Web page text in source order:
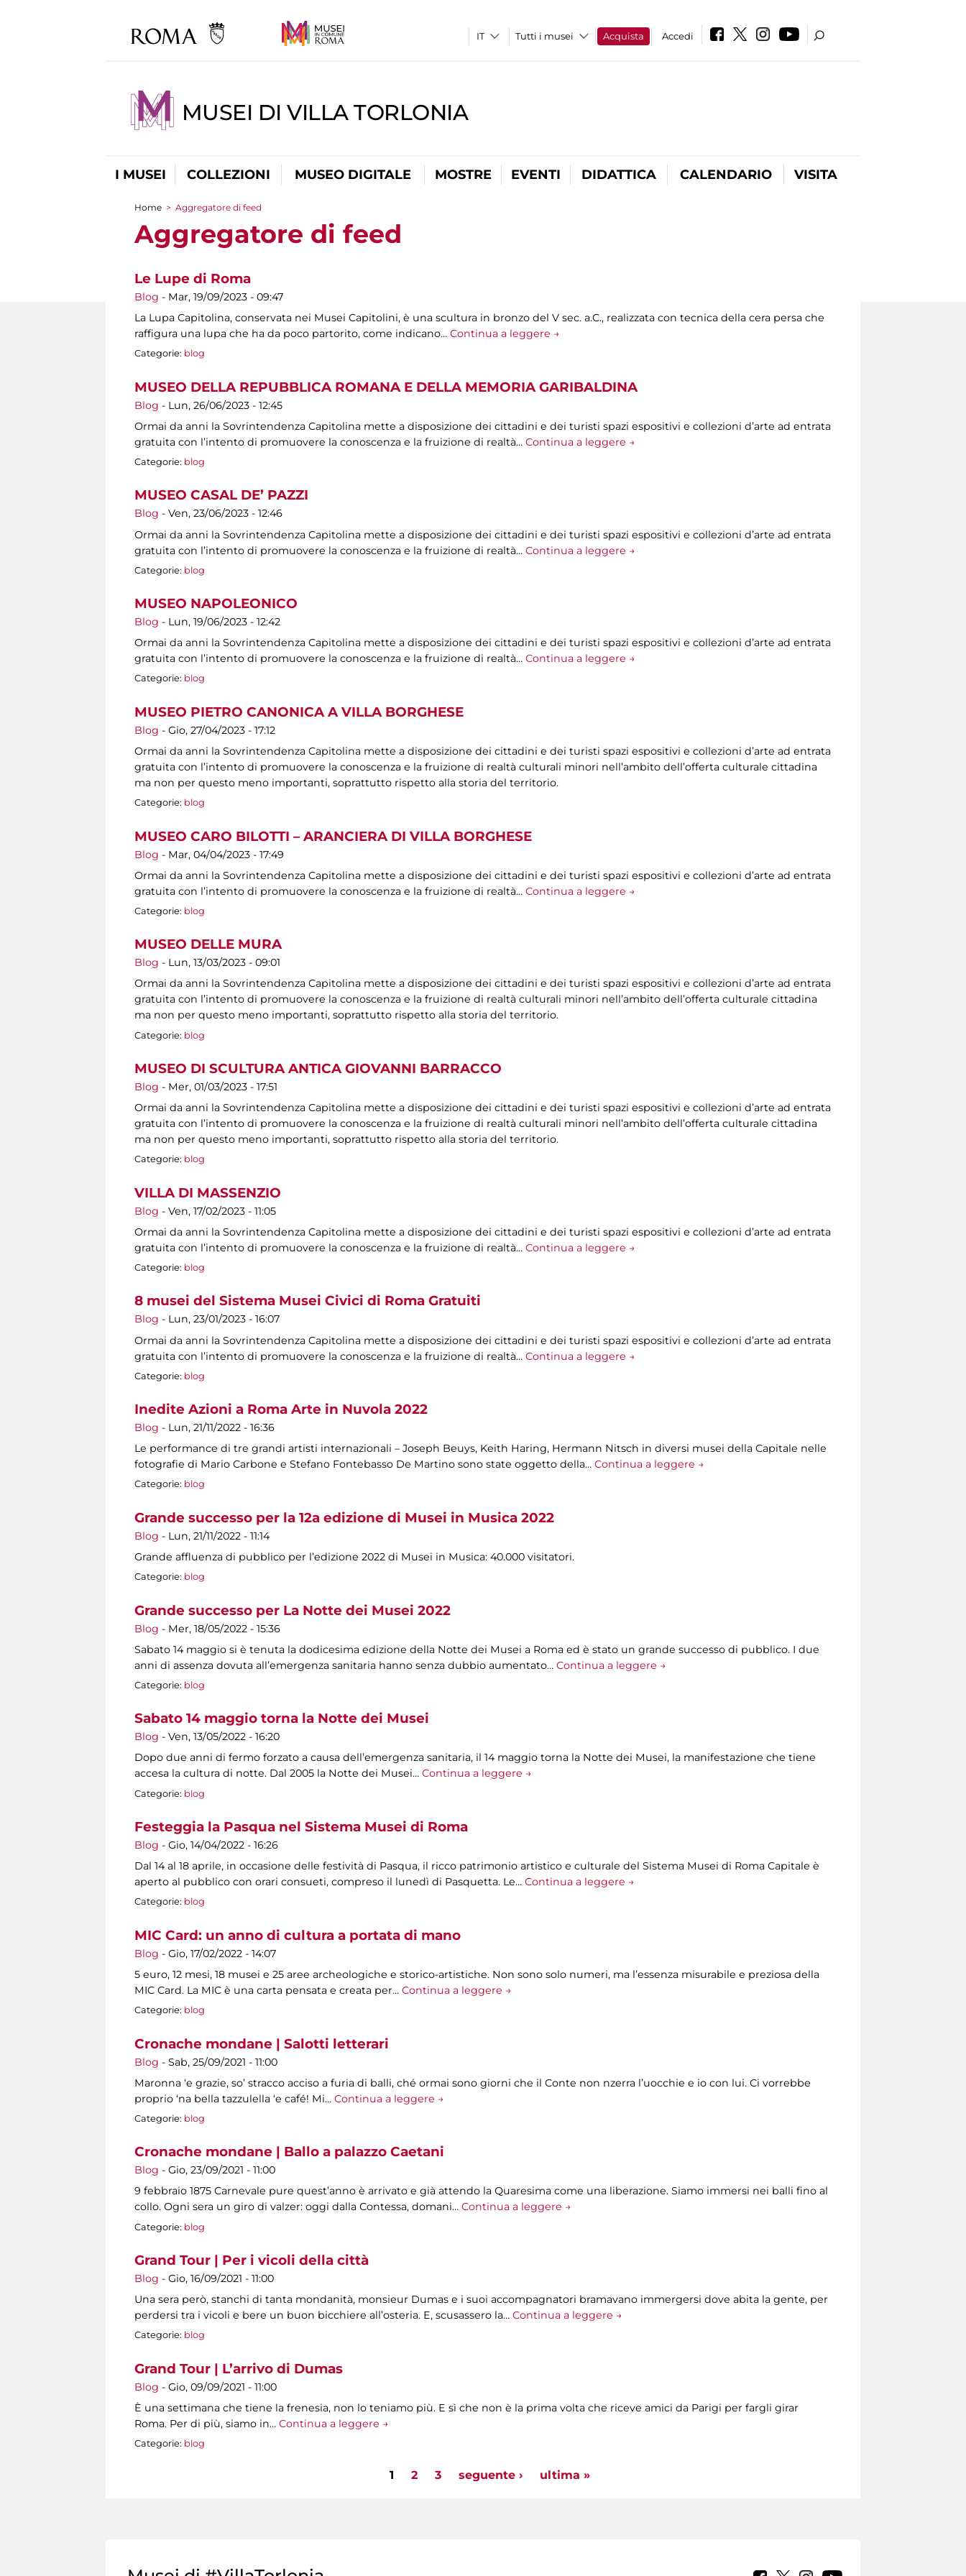
Tutti i musei Acquista Accedi
MUSEI DI VILLA TORLONIA
I MUSEI COLLEZIONI MUSEO DIGITALE MOSTRE EVENTI DIDATTICA CALENDARIO VISITA
Tu sei qui
Home > Aggregatore di feed
Aggregatore di feed
Le Lupe di Roma
Blog - Mar, 19/09/2023 - 09:47
La Lupa Capitolina, conservata nei Musei Capitolini, è una scultura in bronzo del V sec. a.C., realizzata con tecnica della cera persa che
raffigura una lupa che ha da poco partorito, come indicano… Continua a leggere →
Categorie: blog
MUSEO DELLA REPUBBLICA ROMANA E DELLA MEMORIA GARIBALDINA
Blog - Lun, 26/06/2023 - 12:45
Ormai da anni la Sovrintendenza Capitolina mette a disposizione dei cittadini e dei turisti spazi espositivi e collezioni d’arte ad entrata
gratuita con l’intento di promuovere la conoscenza e la fruizione di realtà… Continua a leggere →
Categorie: blog
MUSEO CASAL DE’ PAZZI
Blog - Ven, 23/06/2023 - 12:46
Ormai da anni la Sovrintendenza Capitolina mette a disposizione dei cittadini e dei turisti spazi espositivi e collezioni d’arte ad entrata
gratuita con l’intento di promuovere la conoscenza e la fruizione di realtà… Continua a leggere →
Categorie: blog
MUSEO NAPOLEONICO
Blog - Lun, 19/06/2023 - 12:42
Ormai da anni la Sovrintendenza Capitolina mette a disposizione dei cittadini e dei turisti spazi espositivi e collezioni d’arte ad entrata
gratuita con l’intento di promuovere la conoscenza e la fruizione di realtà… Continua a leggere →
Categorie: blog
MUSEO PIETRO CANONICA A VILLA BORGHESE
Blog - Gio, 27/04/2023 - 17:12
Ormai da anni la Sovrintendenza Capitolina mette a disposizione dei cittadini e dei turisti spazi espositivi e collezioni d’arte ad entrata
gratuita con l’intento di promuovere la conoscenza e la fruizione di realtà culturali minori nell’ambito dell’offerta culturale cittadina
ma non per questo meno importanti, soprattutto rispetto alla storia del territorio.
Categorie: blog
MUSEO CARO BILOTTI – ARANCIERA DI VILLA BORGHESE
Blog - Mar, 04/04/2023 - 17:49
Ormai da anni la Sovrintendenza Capitolina mette a disposizione dei cittadini e dei turisti spazi espositivi e collezioni d’arte ad entrata
gratuita con l’intento di promuovere la conoscenza e la fruizione di realtà… Continua a leggere →
Categorie: blog
MUSEO DELLE MURA
Blog - Lun, 13/03/2023 - 09:01
Ormai da anni la Sovrintendenza Capitolina mette a disposizione dei cittadini e dei turisti spazi espositivi e collezioni d’arte ad entrata
gratuita con l’intento di promuovere la conoscenza e la fruizione di realtà culturali minori nell’ambito dell’offerta culturale cittadina
ma non per questo meno importanti, soprattutto rispetto alla storia del territorio.
Categorie: blog
MUSEO DI SCULTURA ANTICA GIOVANNI BARRACCO
Blog - Mer, 01/03/2023 - 17:51
Ormai da anni la Sovrintendenza Capitolina mette a disposizione dei cittadini e dei turisti spazi espositivi e collezioni d’arte ad entrata
gratuita con l’intento di promuovere la conoscenza e la fruizione di realtà culturali minori nell’ambito dell’offerta culturale cittadina
ma non per questo meno importanti, soprattutto rispetto alla storia del territorio.
Categorie: blog
VILLA DI MASSENZIO
Blog - Ven, 17/02/2023 - 11:05
Ormai da anni la Sovrintendenza Capitolina mette a disposizione dei cittadini e dei turisti spazi espositivi e collezioni d’arte ad entrata
gratuita con l’intento di promuovere la conoscenza e la fruizione di realtà… Continua a leggere →
Categorie: blog
8 musei del Sistema Musei Civici di Roma Gratuiti
Blog - Lun, 23/01/2023 - 16:07
Ormai da anni la Sovrintendenza Capitolina mette a disposizione dei cittadini e dei turisti spazi espositivi e collezioni d’arte ad entrata
gratuita con l’intento di promuovere la conoscenza e la fruizione di realtà… Continua a leggere →
Categorie: blog
Inedite Azioni a Roma Arte in Nuvola 2022
Blog - Lun, 21/11/2022 - 16:36
Le performance di tre grandi artisti internazionali – Joseph Beuys, Keith Haring, Hermann Nitsch in diversi musei della Capitale nelle
fotografie di Mario Carbone e Stefano Fontebasso De Martino sono state oggetto della… Continua a leggere →
Categorie: blog
Grande successo per la 12a edizione di Musei in Musica 2022
Blog - Lun, 21/11/2022 - 11:14
Grande affluenza di pubblico per l’edizione 2022 di Musei in Musica: 40.000 visitatori.
Categorie: blog
Grande successo per La Notte dei Musei 2022
Blog - Mer, 18/05/2022 - 15:36
Sabato 14 maggio si è tenuta la dodicesima edizione della Notte dei Musei a Roma ed è stato un grande successo di pubblico. I due
anni di assenza dovuta all’emergenza sanitaria hanno senza dubbio aumentato… Continua a leggere →
Categorie: blog
Sabato 14 maggio torna la Notte dei Musei
Blog - Ven, 13/05/2022 - 16:20
Dopo due anni di fermo forzato a causa dell’emergenza sanitaria, il 14 maggio torna la Notte dei Musei, la manifestazione che tiene
accesa la cultura di notte. Dal 2005 la Notte dei Musei… Continua a leggere →
Categorie: blog
Festeggia la Pasqua nel Sistema Musei di Roma
Blog - Gio, 14/04/2022 - 16:26
Dal 14 al 18 aprile, in occasione delle festività di Pasqua, il ricco patrimonio artistico e culturale del Sistema Musei di Roma Capitale è
aperto al pubblico con orari consueti, compreso il lunedì di Pasquetta. Le… Continua a leggere →
Categorie: blog
MIC Card: un anno di cultura a portata di mano
Blog - Gio, 17/02/2022 - 14:07
5 euro, 12 mesi, 18 musei e 25 aree archeologiche e storico-artistiche. Non sono solo numeri, ma l’essenza misurabile e preziosa della
MIC Card. La MIC è una carta pensata e creata per… Continua a leggere →
Categorie: blog
Cronache mondane | Salotti letterari
Blog - Sab, 25/09/2021 - 11:00
Maronna ‘e grazie, so’ stracco acciso a furia di balli, ché ormai sono giorni che il Conte non nzerra l’uocchie e io con lui. Ci vorrebbe
proprio ‘na bella tazzulella ‘e café! Mi… Continua a leggere →
Categorie: blog
Cronache mondane | Ballo a palazzo Caetani
Blog - Gio, 23/09/2021 - 11:00
9 febbraio 1875 Carnevale pure quest’anno è arrivato e già attendo la Quaresima come una liberazione. Siamo immersi nei balli fino al
collo. Ogni sera un giro di valzer: oggi dalla Contessa, domani… Continua a leggere →
Categorie: blog
Grand Tour | Per i vicoli della città
Blog - Gio, 16/09/2021 - 11:00
Una sera però, stanchi di tanta mondanità, monsieur Dumas e i suoi accompagnatori bramavano immergersi dove abita la gente, per
perdersi tra i vicoli e bere un buon bicchiere all’osteria. E, scusassero la… Continua a leggere →
Categorie: blog
Grand Tour | L’arrivo di Dumas
Blog - Gio, 09/09/2021 - 11:00
È una settimana che tiene la frenesia, non lo teniamo più. E sì che non è la prima volta che riceve amici da Parigi per fargli girar
Roma. Per di più, siamo in… Continua a leggere →
Categorie: blog
1 2 3 seguente › ultima »